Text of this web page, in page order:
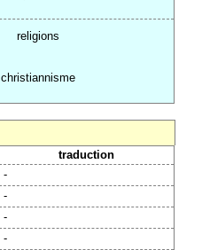
religions
christiannisme
traduction
-
-
-
-